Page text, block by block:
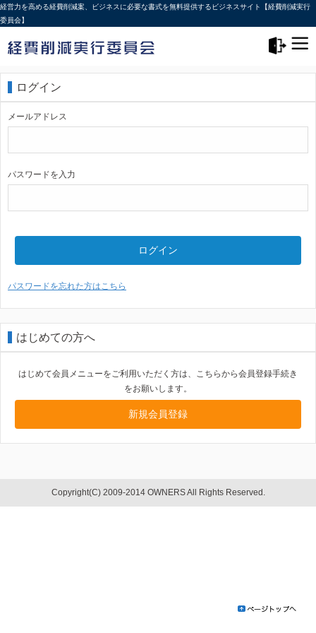
経営力を高める経費削減案、ビジネスに必要な書式を無料提供するビジネスサイト【経費削減実行
委員会】
ログイン
メールアドレス
パスワードを入力
ログイン
パスワードを忘れた方はこちら
はじめての方へ
はじめて会員メニューをご利用いただく方は、こちらから会員登録手続き
をお願いします。
新規会員登録
Copyright(C) 2009-2014 OWNERS All Rights Reserved.